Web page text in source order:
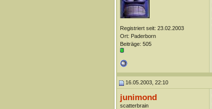
Registriert seit: 23.02.2003
Ort: Paderborn
Beiträge: 505
16.05.2003, 22:10
junimond
scatterbrain